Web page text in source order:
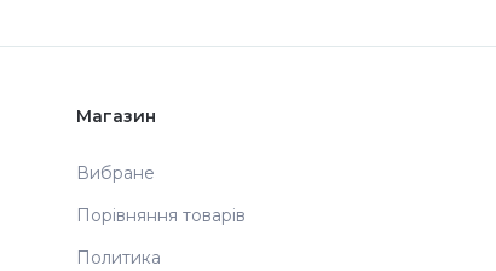
Магазин
Вибране
Порівняння товарів
Политика